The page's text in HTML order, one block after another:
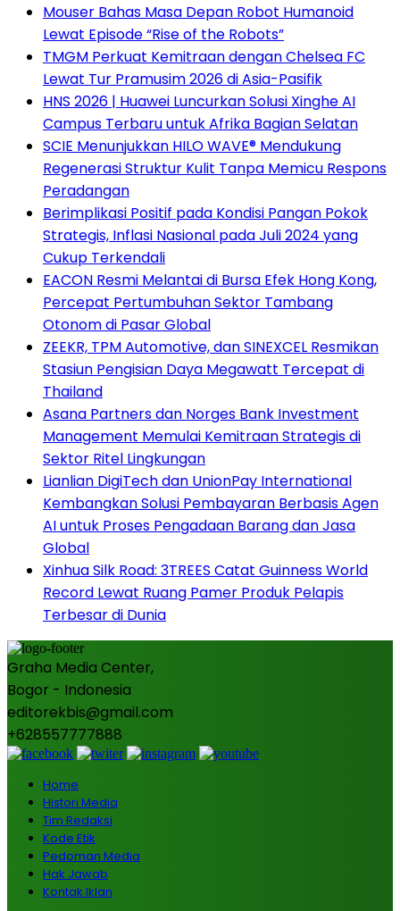
Mouser Bahas Masa Depan Robot Humanoid
Lewat Episode “Rise of the Robots”
TMGM Perkuat Kemitraan dengan Chelsea FC
Lewat Tur Pramusim 2026 di Asia-Pasifik
HNS 2026 | Huawei Luncurkan Solusi Xinghe AI
Campus Terbaru untuk Afrika Bagian Selatan
SCIE Menunjukkan HILO WAVE® Mendukung
Regenerasi Struktur Kulit Tanpa Memicu Respons
Peradangan
Berimplikasi Positif pada Kondisi Pangan Pokok
Strategis, Inflasi Nasional pada Juli 2024 yang
Cukup Terkendali
EACON Resmi Melantai di Bursa Efek Hong Kong,
Percepat Pertumbuhan Sektor Tambang
Otonom di Pasar Global
ZEEKR, TPM Automotive, dan SINEXCEL Resmikan
Stasiun Pengisian Daya Megawatt Tercepat di
Thailand
Asana Partners dan Norges Bank Investment
Management Memulai Kemitraan Strategis di
Sektor Ritel Lingkungan
Lianlian DigiTech dan UnionPay International
Kembangkan Solusi Pembayaran Berbasis Agen
AI untuk Proses Pengadaan Barang dan Jasa
Global
Xinhua Silk Road: 3TREES Catat Guinness World
Record Lewat Ruang Pamer Produk Pelapis
Terbesar di Dunia
Graha Media Center,
Bogor - Indonesia
editorekbis@gmail.com
+628557777888
Home
Histori Media
Tim Redaksi
Kode Etik
Pedoman Media
Hak Jawab
Kontak Iklan